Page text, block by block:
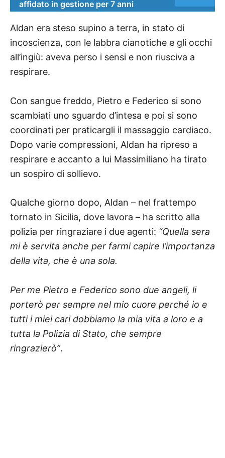
affidato in gestione per 7 anni
Aldan era steso supino a terra, in stato di
incoscienza, con le labbra cianotiche e gli occhi
all’ingiù: aveva perso i sensi e non riusciva a
respirare.
Con sangue freddo, Pietro e Federico si sono
scambiati uno sguardo d’intesa e poi si sono
coordinati per praticargli il massaggio cardiaco.
Dopo varie compressioni, Aldan ha ripreso a
respirare e accanto a lui Massimiliano ha tirato
un sospiro di sollievo.
Qualche giorno dopo, Aldan – nel frattempo
tornato in Sicilia, dove lavora – ha scritto alla
polizia per ringraziare i due agenti: “Quella sera
mi è servita anche per farmi capire l’importanza
della vita, che è una sola.
Per me Pietro e Federico sono due angeli, li
porterò per sempre nel mio cuore perché io e
tutti i miei cari dobbiamo la mia vita a loro e a
tutta la Polizia di Stato, che sempre
ringrazierò”.